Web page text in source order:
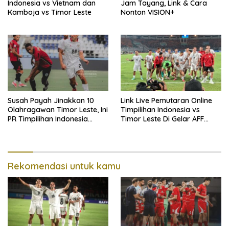
Indonesia vs Vietnam dan
Kamboja vs Timor Leste
Jam Tayang, Link & Cara
Nonton VISION+
Susah Payah Jinakkan 10
Olahragawan Timor Leste, Ini
PR Timpilihan Indonesia
Link Live Pemutaran Online
Timpilihan Indonesia vs
Timor Leste Di Gelar AFF
Rekomendasi untuk kamu